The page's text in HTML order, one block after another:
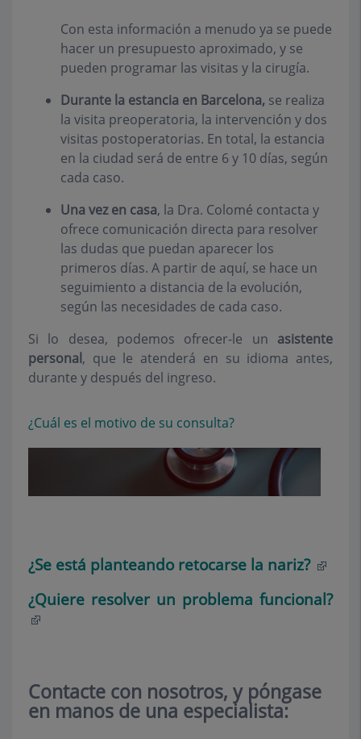
Con esta información a menudo ya se puede
hacer un presupuesto aproximado, y se
pueden programar las visitas y la cirugía.
Durante la estancia en Barcelona, se realiza
la visita preoperatoria, la intervención y dos
visitas postoperatorias. En total, la estancia
en la ciudad será de entre 6 y 10 días, según
cada caso.
Una vez en casa, la Dra. Colomé contacta y
ofrece comunicación directa para resolver
las dudas que puedan aparecer los
primeros días. A partir de aquí, se hace un
seguimiento a distancia de la evolución,
según las necesidades de cada caso.
Si lo desea, podemos ofrecer-le un asistente
personal, que le atenderá en su idioma antes,
durante y después del ingreso.
¿Cuál es el motivo de su consulta?
¿Se está planteando retocarse la nariz?
¿Quiere resolver un problema funcional?
Contacte con nosotros, y póngase
en manos de una especialista: